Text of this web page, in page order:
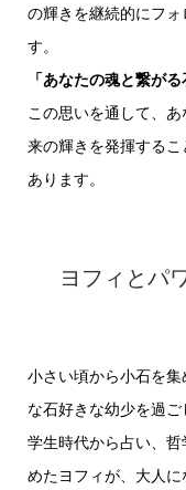
の輝きを継続的にフ
す。
「あなたの魂と繋が
この思いを通して、
来の輝きを発揮する
あります。
ヨフィとパ
小さい頃から小石を
な石好きな幼少を過ご
学生時代から占い、
めたヨフィが、大人